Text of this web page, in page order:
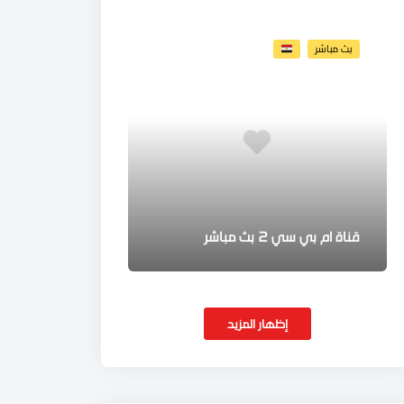
بث مباشر
قناة ام بي سي 2 بث مباشر
إظهار المزيد